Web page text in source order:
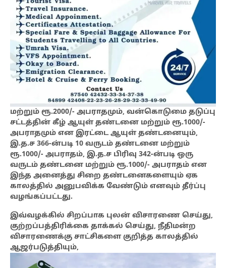
மற்றும் ரூ.2000/- அபராதமும், வன்கொடுமை தடுப்பு
சட்டத்தின் கீழ் ஆயுள் தண்டனை மற்றும் ரூ.1000/-
அபராதமும் என இரட்டை ஆயுள் தண்டனையும்,
இ.த.ச 366-ன்படி 10 வருடம் தண்டனை மற்றும்
ரூ.1000/- அபராதம், இ.த.ச பிரிவு 342-ன்படி ஒரு
வருடம் தண்டனை மற்றும் ரூ.1000/- அபராதம் என
இந்த அனைத்து சிறை தண்டனைகளையும் ஏக
காலத்தில் அனுபவிக்க வேண்டும் எனவும் தீர்ப்பு
வழங்கப்பட்டது.
இவ்வழக்கில் சிறப்பாக புலன் விசாரணை செய்து,
குற்றப்பத்திரிக்கை தாக்கல் செய்து, நீதிமன்ற
விசாரணைக்கு சாட்சிகளை குறித்த காலத்தில்
ஆஜர்படுத்தியும்,